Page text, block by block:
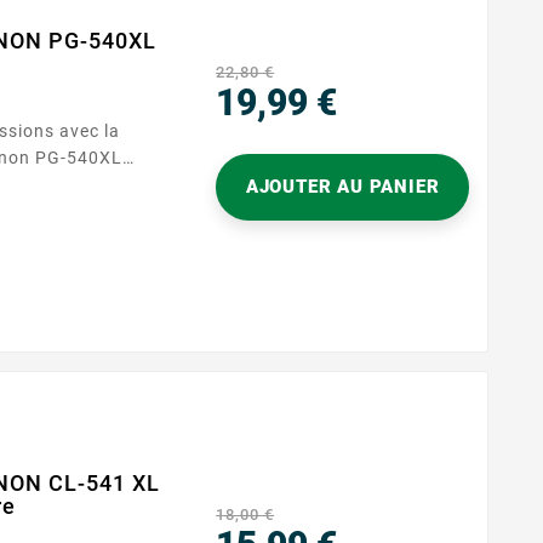
PG-540XL
avec la
PG-540XL
nettes et
pour les
22,80 €
19,99 €
AJOUTER AU PANIER
CL-541 XL
18,00 €